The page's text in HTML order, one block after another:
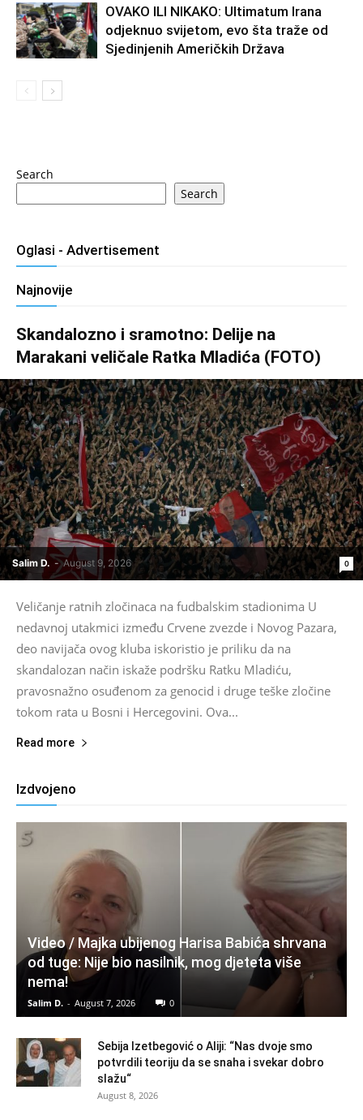
OVAKO ILI NIKAKO: Ultimatum Irana
odjeknuo svijetom, evo šta traže od
Sjedinjenih Američkih Država
Search
Search
Oglasi - Advertisement
Najnovije
Skandalozno i sramotno: Delije na
Marakani veličale Ratka Mladića (FOTO)
Salim D. - August 9, 2026 0
Veličanje ratnih zločinaca na fudbalskim stadionima U
nedavnoj utakmici između Crvene zvezde i Novog Pazara,
deo navijača ovog kluba iskoristio je priliku da na
skandalozan način iskaže podršku Ratku Mladiću,
pravosnažno osuđenom za genocid i druge teške zločine
tokom rata u Bosni i Hercegovini. Ova...
Read more
Izdvojeno
Video / Majka ubijenog Harisa Babića shrvana
od tuge: Nije bio nasilnik, mog djeteta više
nema!
Salim D. - August 7, 2026 0
Sebija Izetbegović o Aliji: “Nas dvoje smo
potvrdili teoriju da se snaha i svekar dobro
slažu“
August 8, 2026